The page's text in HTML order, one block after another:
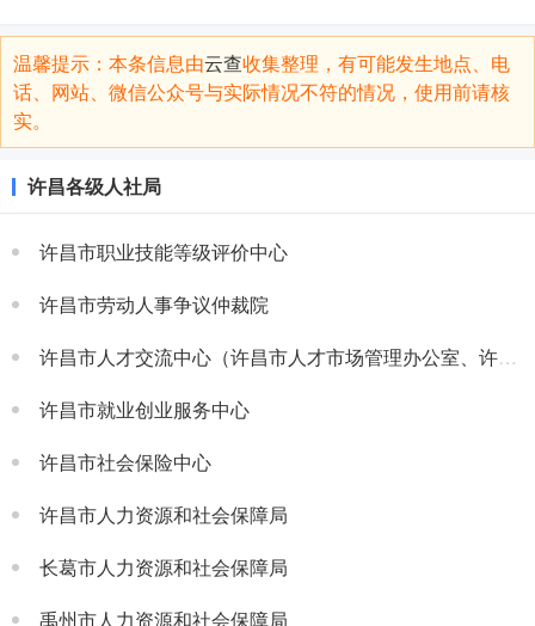
温馨提示：本条信息由云查收集整理，有可能发生地点、电
话、网站、微信公众号与实际情况不符的情况，使用前请核
实。
许昌各级人社局
许昌市职业技能等级评价中心
许昌市劳动人事争议仲裁院
许昌市人才交流中心（许昌市人才市场管理办公室、许昌市高层次人才服务中心）
许昌市就业创业服务中心
许昌市社会保险中心
许昌市人力资源和社会保障局
长葛市人力资源和社会保障局
禹州市人力资源和社会保障局